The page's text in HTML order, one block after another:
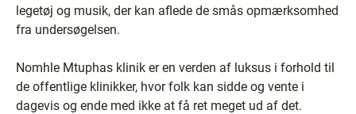
legetøj og musik, der kan aflede de smås opmærksomhed
fra undersøgelsen.
Nomhle Mtuphas klinik er en verden af luksus i forhold til
de offentlige klinikker, hvor folk kan sidde og vente i
dagevis og ende med ikke at få ret meget ud af det.